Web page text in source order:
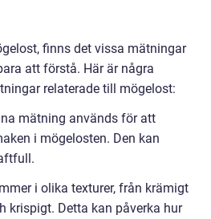
finns det vissa mätningar
att förstå. Här är några
relaterade till mögelost:
mätning används för att
i mögelosten. Den kan
i olika texturer, från krämigt
krispigt. Detta kan påverka hur